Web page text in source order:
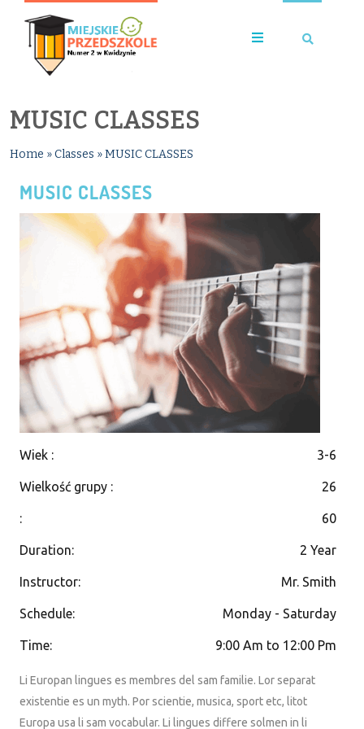
MUSIC CLASSES
Home »Classes »MUSIC CLASSES
MUSIC CLASSES
Wiek : 3-6
Wielkość grupy : 26
: 60
Duration: 2 Year
Instructor: Mr. Smith
Schedule: Monday - Saturday
Time: 9:00 Am to 12:00 Pm
Li Europan lingues es membres del sam familie. Lor separat
existentie es un myth. Por scientie, musica, sport etc, litot
Europa usa li sam vocabular. Li lingues differe solmen in li